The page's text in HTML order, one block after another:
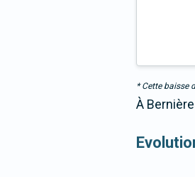
* Cette baisse
À